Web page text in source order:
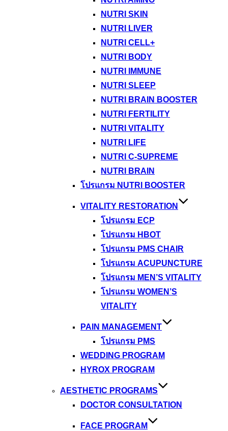
NUTRI SKIN
NUTRI LIVER
NUTRI CELL+
NUTRI BODY
NUTRI IMMUNE
NUTRI SLEEP
NUTRI BRAIN BOOSTER
NUTRI FERTILITY
NUTRI VITALITY
NUTRI LIFE
NUTRI C-SUPREME
NUTRI BRAIN
โปรแกรม NUTRI BOOSTER
VITALITY RESTORATION
โปรแกรม ECP
โปรแกรม HBOT
โปรแกรม PMS CHAIR
โปรแกรม ACUPUNCTURE
โปรแกรม MEN’S VITALITY
โปรแกรม WOMEN’S
VITALITY
PAIN MANAGEMENT
โปรแกรม PMS
WEDDING PROGRAM
HYROX PROGRAM
AESTHETIC PROGRAMS
DOCTOR CONSULTATION
FACE PROGRAM